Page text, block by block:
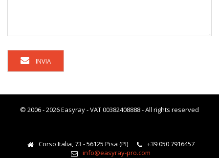
INVIA
© 2006 - 2026 Easyray - VAT 00382408888 - All rights reserved
Corso Italia, 73 - 56125 Pisa (PI)
+39 050 7916457
info@easyray-pro.com